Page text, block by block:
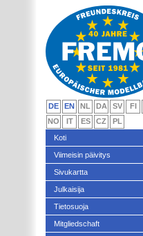
DE EN NL DA SV FI
NO
IT ES CZ
PL
Koti
Viimeisin päivitys
Sivukartta
Julkaisija
Tietosuoja
Mitgliedschaft